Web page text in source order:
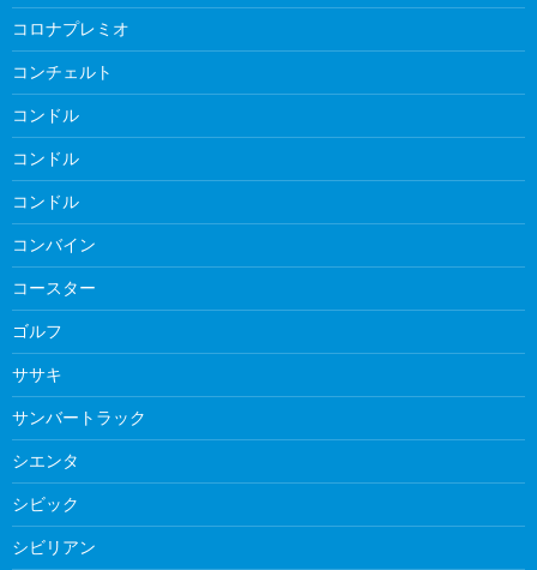
コロナプレミオ
コンチェルト
コンドル
コンドル
コンドル
コンバイン
コースター
ゴルフ
ササキ
サンバートラック
シエンタ
シビック
シビリアン